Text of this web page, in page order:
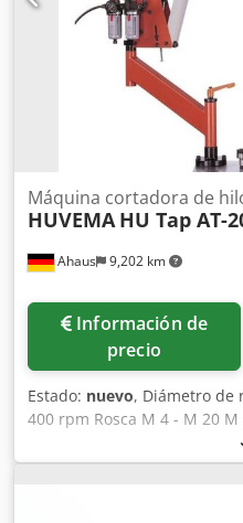
Ahaus 9,202 km
Máquina cortadora de
HUVEMA HU Tap AT-
Información de
precio
Estado: nuevo, Diámetro de
400 rpm Rosca M 4 - M 20
máx. Área de trabajo 200
modelos AT tienen un radio
su diseño, un área de